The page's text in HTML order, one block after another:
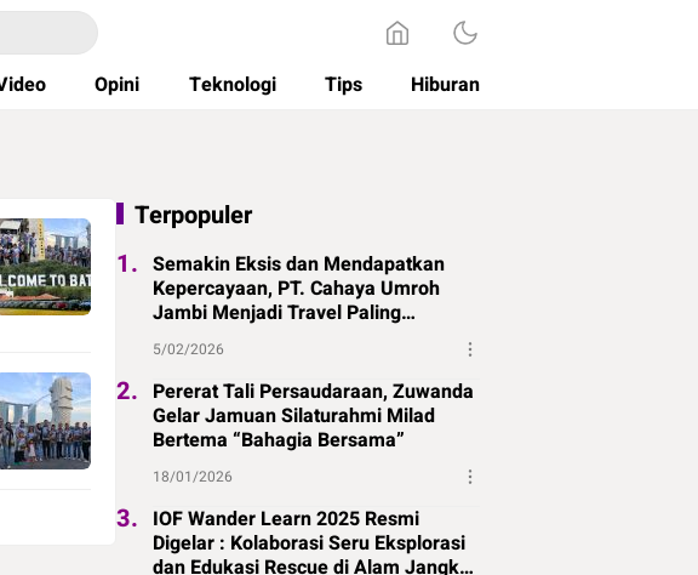
Opini Teknologi Tips Hiburan
Terpopuler
1. Semakin Eksis dan Mendapatkan
Kepercayaan, PT. Cahaya Umroh
Jambi Menjadi Travel Paling
Direkomendasikan di Jambi
5/02/2026
2. Pererat Tali Persaudaraan, Zuwanda
Gelar Jamuan Silaturahmi Milad
Bertema “Bahagia Bersama”
18/01/2026
3. IOF Wander Learn 2025 Resmi
Digelar : Kolaborasi Seru Eksplorasi
dan Edukasi Rescue di Alam Jangkat